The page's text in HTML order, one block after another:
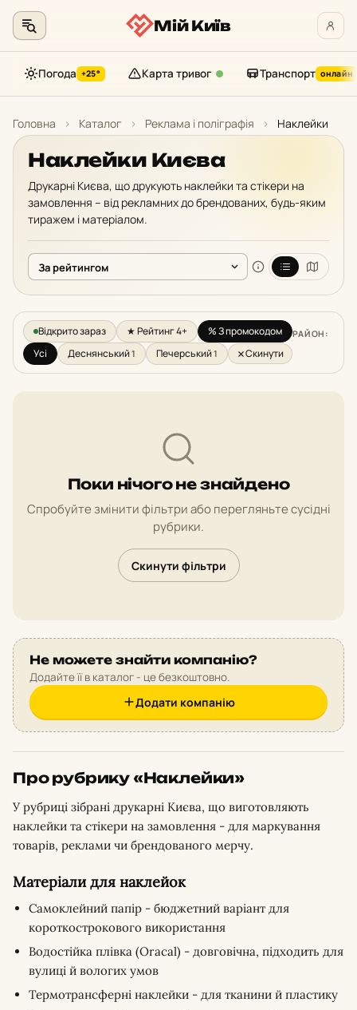
контенту
Мій Київ
Погода +25° Карта тривог Транспорт онлайн
Головна › Каталог › Реклама і поліграфія › Наклейки
Наклейки Києва
Друкарні Києва, що друкують наклейки та стікери на
замовлення – від рекламних до брендованих, будь-яким
тиражем і матеріалом.
Відкрито зараз ★ Рейтинг 4+ % З промокодом РАЙОН:
Усі Деснянський1 Печерський1 Скинути
Поки нічого не знайдено
Спробуйте змінити фільтри або перегляньте сусідні
рубрики.
Скинути фільтри
Не можете знайти компанію?
Додайте її в каталог - це безкоштовно.
Додати компанію
Про рубрику «Наклейки»
У рубриці зібрані друкарні Києва, що виготовляють
наклейки та стікери на замовлення - для маркування
товарів, реклами чи брендованого мерчу.
Матеріали для наклейок
Самоклейний папір - бюджетний варіант для
короткострокового використання
Водостійка плівка (Oracal) - довговічна, підходить для
вулиці й вологих умов
Термотрансферні наклейки - для тканини й пластику